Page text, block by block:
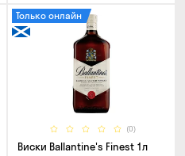
(0)
Только онлайн
Виски Ballantine's Finest 1л